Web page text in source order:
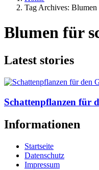
Tag Archives: Blumen
Blumen für
Latest stories
Schattenpflanzen für
Informationen
Startseite
Datenschutz
Impressum